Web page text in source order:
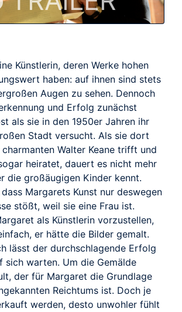
Künstlerin, deren Werke hohen
haben: auf ihnen sind stets
Augen zu sehen. Dennoch
und Erfolg zunächst
als sie in den 1950er Jahren ihr
Stadt versucht. Als sie dort
Walter Keane trifft und
heiratet, dauert es nicht mehr
die großäugigen Kinder kennt.
Margarets Kunst nur deswegen
stößt, weil sie eine Frau ist.
als Künstlerin vorzustellen,
er hätte die Bilder gemalt.
lässt der durchschlagende Erfolg
sich warten. Um die Gemälde
der für Margaret die Grundlage
Reichtums ist. Doch je
werden, desto unwohler fühlt